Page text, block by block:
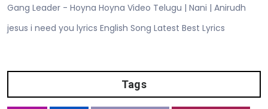
Gang Leader - Hoyna Hoyna Video Telugu | Nani | Anirudh
jesus i need you lyrics English Song Latest Best Lyrics
Tags